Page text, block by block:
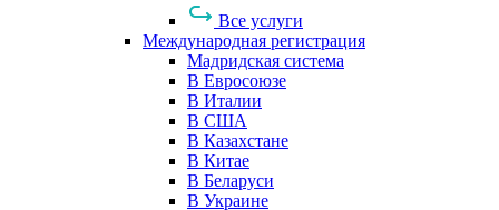
Все услуги
Международная регистрация
Мадридская система
В Евросоюзе
В Италии
В США
В Казахстане
В Китае
В Беларуси
В Украине